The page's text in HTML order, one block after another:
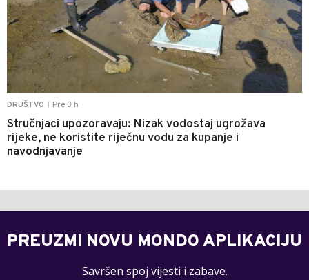
DRUŠTVO Pre 3 h
Stručnjaci upozoravaju: Nizak vodostaj ugrožava
rijeke, ne koristite riječnu vodu za kupanje i
navodnjavanje
PREUZMI NOVU MONDO APLIKACIJU
Savršen spoj vijesti i zabave.